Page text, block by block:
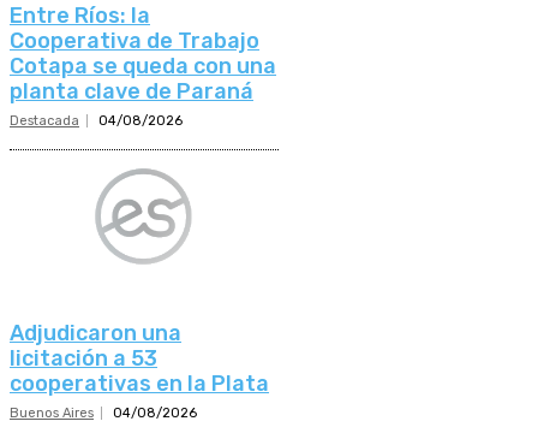
Entre Ríos: la
Cooperativa de Trabajo
Cotapa se queda con una
planta clave de Paraná
Destacada 04/08/2026
Adjudicaron una
licitación a 53
cooperativas en la Plata
Buenos Aires 04/08/2026